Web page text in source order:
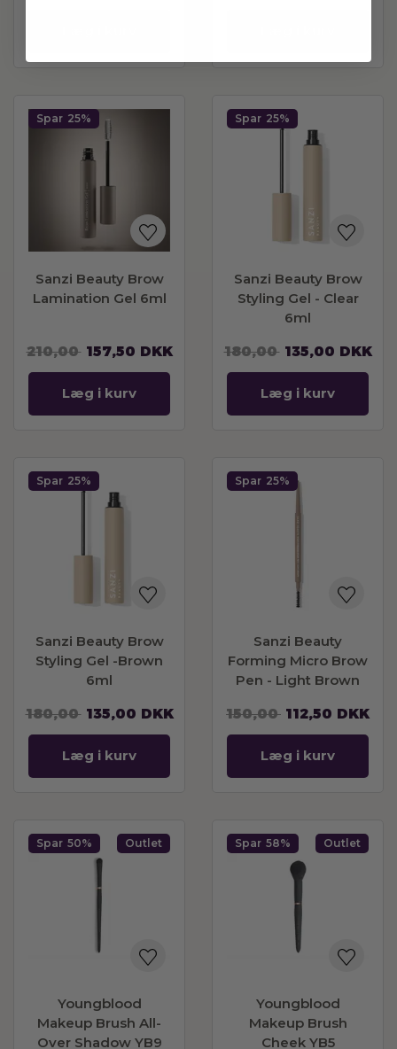
Spar 25%
Sanzi Beauty Brow
Lamination Gel 6ml
210,00 157,50 DKK
Læg i kurv
Spar 25%
Sanzi Beauty Brow
Styling Gel - Clear
6ml
180,00 135,00 DKK
Læg i kurv
Spar 25%
Sanzi Beauty Brow
Styling Gel -Brown
6ml
180,00 135,00 DKK
Læg i kurv
Spar 25%
Sanzi Beauty
Forming Micro Brow
Pen - Light Brown
150,00 112,50 DKK
Læg i kurv
Spar 50% Outlet
Youngblood
Makeup Brush All-
Over Shadow YB9
Spar 58% Outlet
Youngblood
Makeup Brush
Cheek YB5